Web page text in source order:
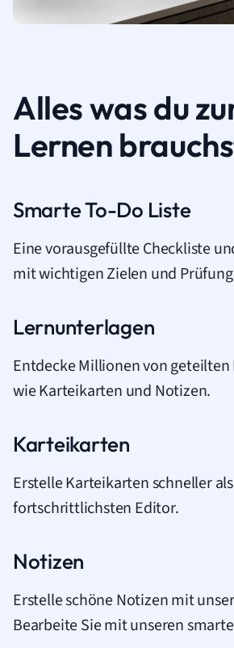
Alles was du
Lernen
Smarte To-Do Liste
Eine vorausgefüllte Checkliste
mit wichtigen Zielen und
Lernunterlagen
Entdecke Millionen von
wie Karteikarten und Notizen.
Karteikarten
Erstelle Karteikarten schneller
fortschrittlichsten Editor.
Notizen
Erstelle schöne Notizen mit
Bearbeite Sie mit unseren